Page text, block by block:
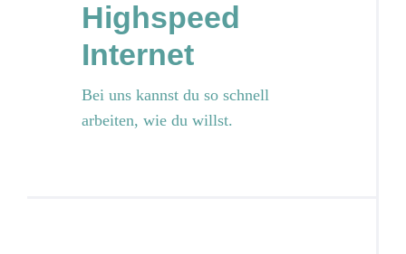
Highspeed
Internet
Bei uns kannst du so schnell
arbeiten, wie du willst.